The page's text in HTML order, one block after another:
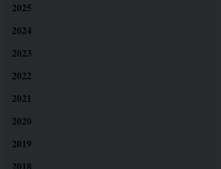
2025
2024
2023
2022
2021
2020
2019